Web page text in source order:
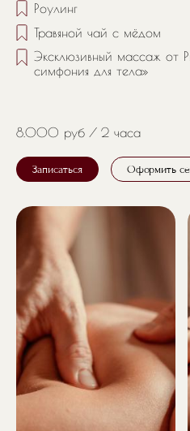
Роулинг
Травяной чай с мёдом
Эксклюзивный массаж от
симфония для тела»
8.000 руб 2 часа
Записаться Оформить